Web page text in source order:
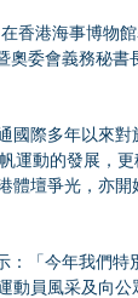
香港海事博物
委會義務秘
際多年以來對
運動的發展，
壇爭光，亦開
：「今年我們
動員風采及向